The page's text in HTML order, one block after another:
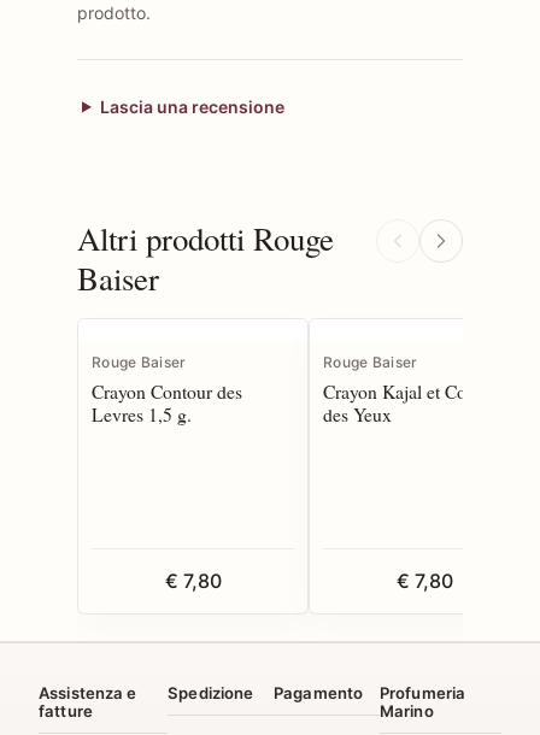
prodotto.
Lascia una recensione
Altri prodotti Rouge
Baiser
Rouge Baiser
Crayon Contour des
Levres 1,5 g.
€ 7,80
Rouge Baiser
Crayon Kajal et Contour
des Yeux
€ 7,80
Assistenza e
fatture
Spedizione Pagamento
Profumeria
Marino